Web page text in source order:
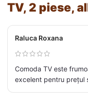
TV, 2 piese,
Raluca Roxana
Comoda TV este
excelent pentru prețul